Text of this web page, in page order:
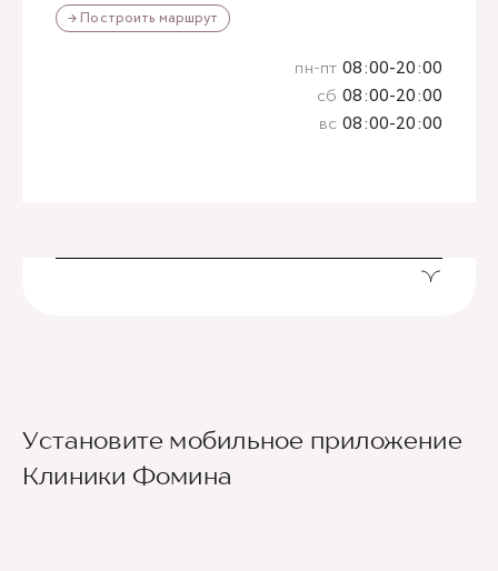
→ Построить маршрут
пн-пт 08:00-20:00
сб 08:00-20:00
вс 08:00-20:00
Установите мобильное приложение
Клиники Фомина